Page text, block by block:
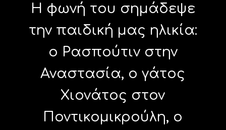
Η φωνή του σημάδεψε
την παιδική μας ηλικία:
ο Ρασπούτιν στην
Αναστασία, ο γάτος
Χιονάτος στον
Ποντικομικρούλη, ο